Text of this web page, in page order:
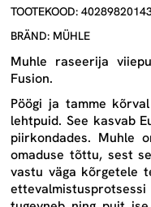
TOOTEKOOD:
BRÄND: MÜHLE
Muhle raseerija
Fusion.
Pöögi ja tamme
lehtpuid. See kasvab
piirkondades. Muhle
omaduse tõttu, sest
vastu väga kõrgetele